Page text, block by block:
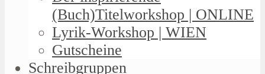
(Buch)Titelworkshop | ONLINE
Lyrik-Workshop | WIEN
Gutscheine
Schreibgruppen